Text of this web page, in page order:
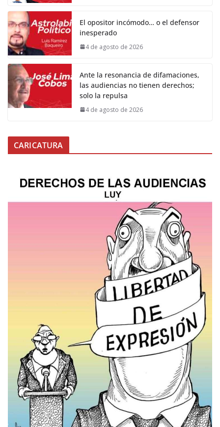
El opositor incómodo… o el defensor
inesperado
4 de agosto de 2026
Ante la resonancia de difamaciones,
las audiencias no tienen derechos;
solo la repulsa
4 de agosto de 2026
CARICATURA